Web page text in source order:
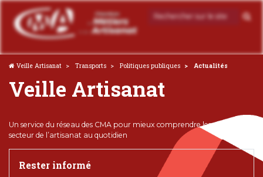
Veille Artisanat Transports Politiques publiques Actualités
Veille Artisanat
Un service du réseau des CMA pour mieux comprendre les enjeux du
secteur de l’artisanat au quotidien
Rester informé